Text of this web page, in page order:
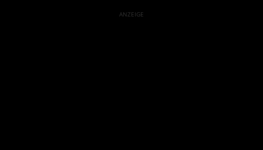
ANZEIGE